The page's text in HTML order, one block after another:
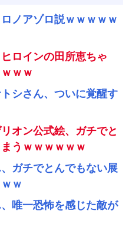
ノアゾロ説ｗｗｗｗｗ
ロインの田所恵ちゃ
ｗｗ
シさん、ついに覚醒す
オン公式絵、ガチでと
うｗｗｗｗｗｗ
ガチでとんでもない展
ｗ
唯一恐怖を感じた敵が